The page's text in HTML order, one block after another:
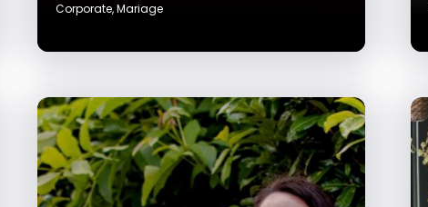
Corporate,Mariage